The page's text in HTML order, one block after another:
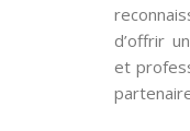
d’offrir
et